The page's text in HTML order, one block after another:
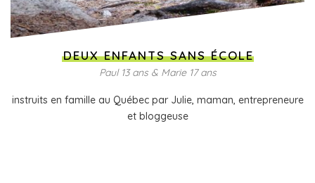
DEUX ENFANTS SANS ÉCOLE
Paul 13 ans & Marie 17 ans
instruits en famille au Québec par Julie, maman, entrepreneure
et bloggeuse